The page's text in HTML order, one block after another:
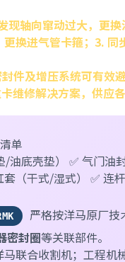
现轴向窜动过大，更换
换进气管卡箍；3. 同
件及增压系统可有效
维修解决方案，供应
单
底壳垫） ✅ 气门油
（干式/湿式） ✅ 连
严格按洋马原厂
密封圈等关联部件。
马联合收割机；工程